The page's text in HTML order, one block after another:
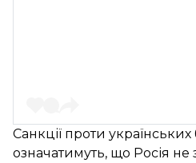
Санкції проти
означатимуть, що Росія